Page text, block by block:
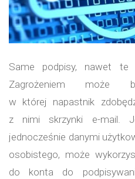
Same podpisy, nawet te
Zagrożeniem może
w której napastnik
z nimi skrzynki e-mail.
jednocześnie danymi
osobistego, może
do konta do